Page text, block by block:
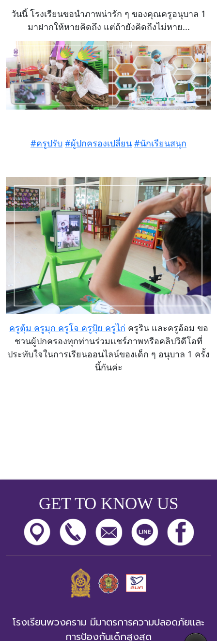
วันนี้ โรงเรียนขอนำภาพน่ารัก ๆ ของคุณครูอนุบาล 1
มาฝากให้หายคิดถึง แต่ถ้ายังคิดถึงไม่หาย...
#ครูปรับ #ผู้ปกครองเปลี่ยน #นักเรียนสนุก
ครูตุ้ม ครูมุก ครูโจ ครูปุ้ย ครูไก่ ครูริน และครูอ้อม ขอ
ชวนผู้ปกครองทุกท่านร่วมแชร์ภาพหรือคลิปวิดีโอที่
ประทับใจในการเรียนออนไลน์ของเด็ก ๆ อนุบาล 1 ครั้ง
นี้กันค่ะ
GET TO KNOW US
โรงเรียนพวงคราม มีมาตรการความปลอดภัยและ
การป้องกันเด็กสูงสุด